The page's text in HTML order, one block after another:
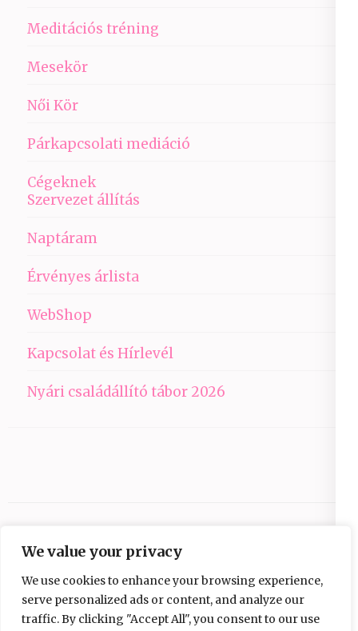
We value your privacy
We use cookies to enhance your browsing experience,
serve personalized ads or content, and analyze our
traffic. By clicking "Accept All", you consent to our use
Meditációs tréning
Mesekör
Női Kör
Párkapcsolati mediáció
Cégeknek
Szervezet állítás
Naptáram
Érvényes árlista
WebShop
Kapcsolat és Hírlevél
Nyári családállító tábor 2026
Copyright © 2026Ezüst-Híd. Elegant Pink